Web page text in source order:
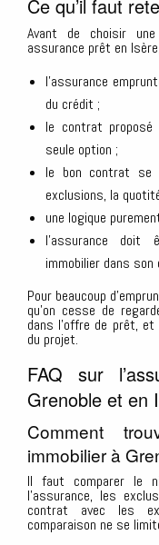
Ce qu’il faut
Avant de choisir
assurance prêt en
l’assurance
du crédit ;
le contrat
seule option ;
le bon contrat
exclusions, la
une logique
l’assurance doit
immobilier dans son
Pour beaucoup
qu’on cesse de
dans l’offre de prêt, et
du projet.
FAQ sur
Grenoble et en
Comment
immobilier à
Il faut comparer le
l’assurance, les
contrat avec les
comparaison ne se